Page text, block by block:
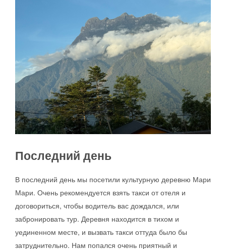
Последний день
В последний день мы посетили культурную деревню Мари
Мари. Очень рекомендуется взять такси от отеля и
договориться, чтобы водитель вас дождался, или
забронировать тур. Деревня находится в тихом и
уединенном месте, и вызвать такси оттуда было бы
затруднительно. Нам попался очень приятный и